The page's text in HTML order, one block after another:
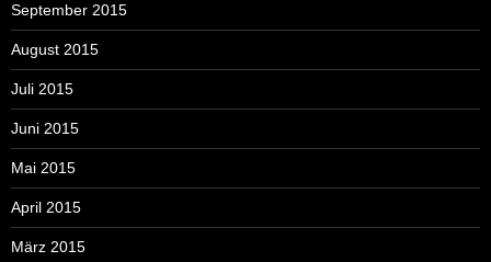
September 2015
August 2015
Juli 2015
Juni 2015
Mai 2015
April 2015
März 2015